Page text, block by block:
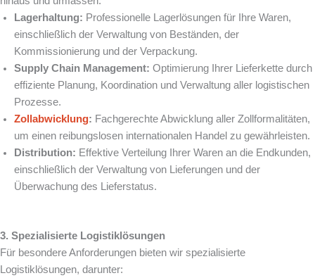
Lagerhaltung: Professionelle Lagerlösungen für Ihre Waren,
einschließlich der Verwaltung von Beständen, der
Kommissionierung und der Verpackung.
Supply Chain Management: Optimierung Ihrer Lieferkette durch
effiziente Planung, Koordination und Verwaltung aller logistischen
Prozesse.
Zollabwicklung: Fachgerechte Abwicklung aller Zollformalitäten,
um einen reibungslosen internationalen Handel zu gewährleisten.
Distribution: Effektive Verteilung Ihrer Waren an die Endkunden,
einschließlich der Verwaltung von Lieferungen und der
Überwachung des Lieferstatus.
3. Spezialisierte Logistiklösungen
Für besondere Anforderungen bieten wir spezialisierte
Logistiklösungen, darunter: